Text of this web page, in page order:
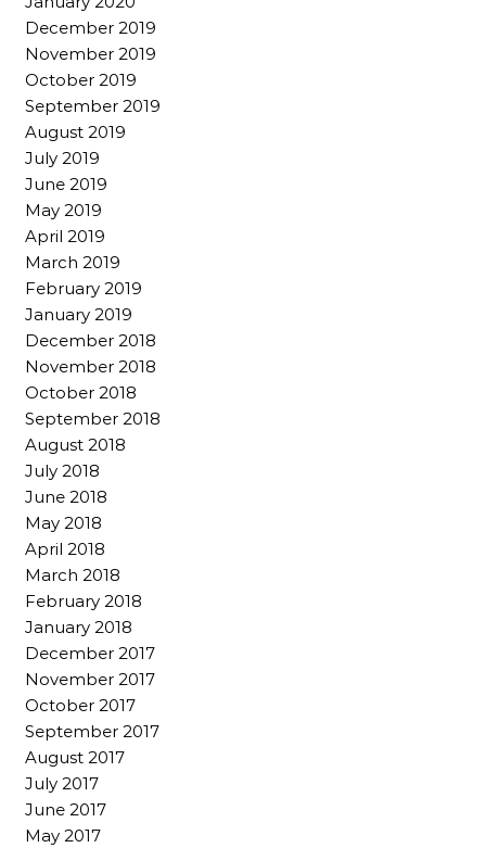
December 2019
November 2019
October 2019
September 2019
August 2019
July 2019
June 2019
May 2019
April 2019
March 2019
February 2019
January 2019
December 2018
November 2018
October 2018
September 2018
August 2018
July 2018
June 2018
May 2018
April 2018
March 2018
February 2018
January 2018
December 2017
November 2017
October 2017
September 2017
August 2017
July 2017
June 2017
May 2017